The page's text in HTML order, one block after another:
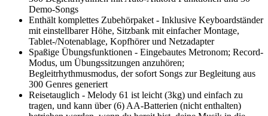
Demo-Songs
Enthält komplettes Zubehörpaket - Inklusive Keyboardständer
mit einstellbarer Höhe, Sitzbank mit einfacher Montage,
Tablet-/Notenablage, Kopfhörer und Netzadapter
Spaßige Übungsfunktionen - Eingebautes Metronom; Record-
Modus, um Übungssitzungen anzuhören;
Begleitrhythmusmodus, der sofort Songs zur Begleitung aus
300 Genres generiert
Reisetauglich - Melody 61 ist leicht (3kg) und einfach zu
tragen, und kann über (6) AA-Batterien (nicht enthalten)